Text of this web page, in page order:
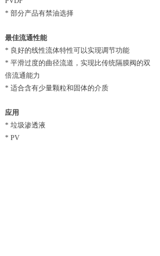
* 部分产品有禁油选择
最佳流通性能
* 良好的线性流体特性可以实现调节功能
* 平滑过度的曲径流道，实现比传统隔膜阀的双
倍流通能力
* 适合含有少量颗粒和固体的介质
应用
* 垃圾渗透液
* PV